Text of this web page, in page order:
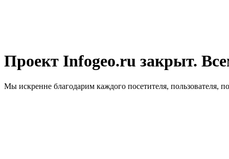
Проект Infogeo.ru закрыт.
Мы искренне благодарим каждого посетителя, пользователя,